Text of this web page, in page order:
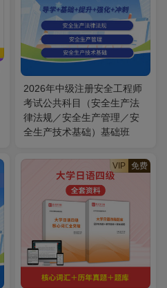
2026年中级注册安全工程师
考试公共科目（安全生产法
律法规／安全生产管理／安
全生产技术基础）基础班
VIP 免费